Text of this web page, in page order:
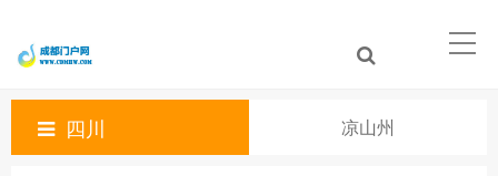
四川 凉山州